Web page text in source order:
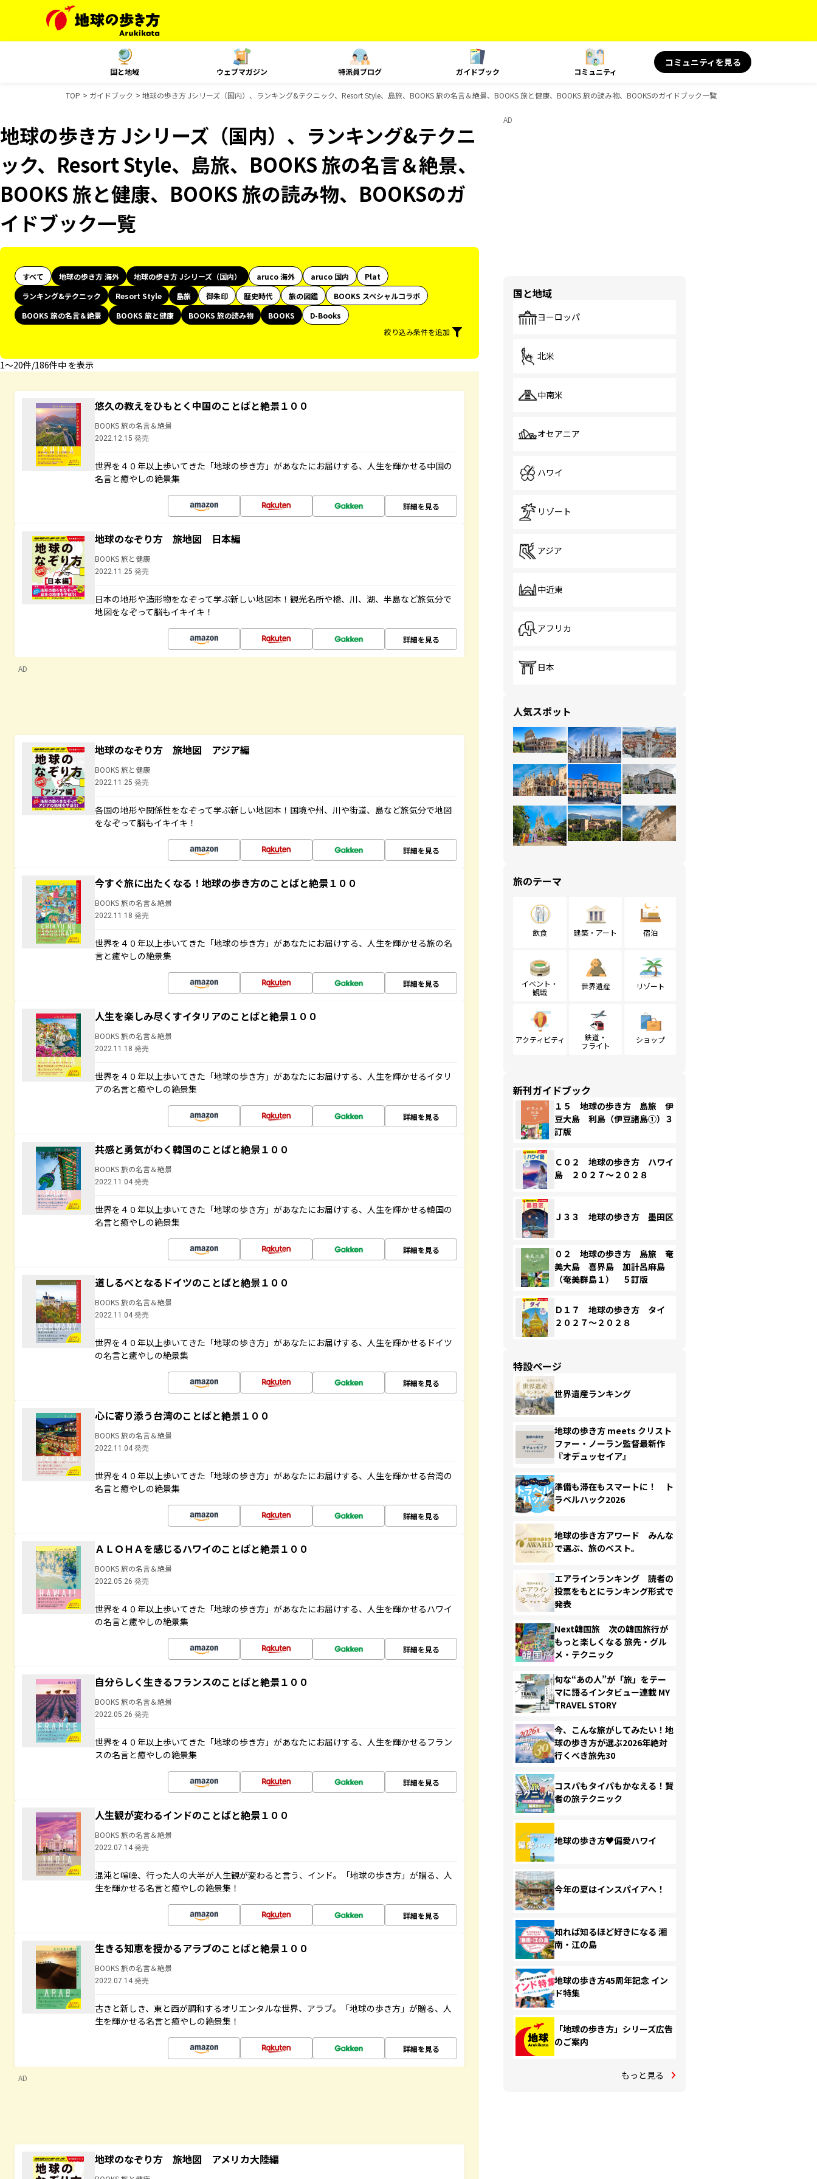
国と地域 ウェブマガジン 特派員ブログ ガイドブック コミュニティ
コミュニティを見る
TOP ガイドブック 地球の歩き方 Jシリーズ（国内）、ランキング&テクニック、Resort Style、島旅、BOOKS 旅の名言＆絶景、BOOKS 旅と健康、BOOKS 旅の読み物、BOOKSのガイドブック一覧
地球の歩き方 Jシリーズ（国内）、ランキング&テクニ
ック、Resort Style、島旅、BOOKS 旅の名言＆絶景、
BOOKS 旅と健康、BOOKS 旅の読み物、BOOKSのガ
イドブック一覧
すべて 地球の歩き方 海外 地球の歩き方 Jシリーズ（国内） aruco 海外 aruco 国内
Plat
ランキング&テクニック
Resort Style 島旅 御朱印 歴史時代 旅の図鑑
BOOKS スペシャルコラボ
BOOKS 旅の名言＆絶景
BOOKS 旅と健康 BOOKS 旅の読み物 BOOKS
D-Books
絞り込み条件を追加
1〜20件/186件中 を表示
悠久の教えをひもとく中国のことばと絶景１００
BOOKS 旅の名言＆絶景
2022.12.15 発売
世界を４０年以上歩いてきた「地球の歩き方」があなたにお届けする、人生を輝かせる中国の
名言と癒やしの絶景集
詳細を見る
地球のなぞり方 旅地図 日本編
BOOKS 旅と健康
2022.11.25 発売
日本の地形や造形物をなぞって学ぶ新しい地図本！観光名所や橋、川、湖、半島など旅気分で
地図をなぞって脳もイキイキ！
詳細を見る
AD
地球のなぞり方 旅地図 アジア編
BOOKS 旅と健康
2022.11.25 発売
各国の地形や関係性をなぞって学ぶ新しい地図本！国境や州、川や街道、島など旅気分で地図
をなぞって脳もイキイキ！
詳細を見る
今すぐ旅に出たくなる！地球の歩き方のことばと絶景１００
BOOKS 旅の名言＆絶景
2022.11.18 発売
世界を４０年以上歩いてきた「地球の歩き方」があなたにお届けする、人生を輝かせる旅の名
言と癒やしの絶景集
詳細を見る
人生を楽しみ尽くすイタリアのことばと絶景１００
BOOKS 旅の名言＆絶景
2022.11.18 発売
世界を４０年以上歩いてきた「地球の歩き方」があなたにお届けする、人生を輝かせるイタリ
アの名言と癒やしの絶景集
詳細を見る
共感と勇気がわく韓国のことばと絶景１００
BOOKS 旅の名言＆絶景
2022.11.04 発売
世界を４０年以上歩いてきた「地球の歩き方」があなたにお届けする、人生を輝かせる韓国の
名言と癒やしの絶景集
詳細を見る
道しるべとなるドイツのことばと絶景１００
BOOKS 旅の名言＆絶景
2022.11.04 発売
世界を４０年以上歩いてきた「地球の歩き方」があなたにお届けする、人生を輝かせるドイツ
の名言と癒やしの絶景集
詳細を見る
心に寄り添う台湾のことばと絶景１００
BOOKS 旅の名言＆絶景
2022.11.04 発売
世界を４０年以上歩いてきた「地球の歩き方」があなたにお届けする、人生を輝かせる台湾の
名言と癒やしの絶景集
詳細を見る
ＡＬＯＨＡを感じるハワイのことばと絶景１００
BOOKS 旅の名言＆絶景
2022.05.26 発売
世界を４０年以上歩いてきた「地球の歩き方」があなたにお届けする、人生を輝かせるハワイ
の名言と癒やしの絶景集
詳細を見る
自分らしく生きるフランスのことばと絶景１００
BOOKS 旅の名言＆絶景
2022.05.26 発売
世界を４０年以上歩いてきた「地球の歩き方」があなたにお届けする、人生を輝かせるフラン
スの名言と癒やしの絶景集
詳細を見る
人生観が変わるインドのことばと絶景１００
BOOKS 旅の名言＆絶景
2022.07.14 発売
混沌と喧噪、行った人の大半が人生観が変わると言う、インド。「地球の歩き方」が贈る、人
生を輝かせる名言と癒やしの絶景集！
詳細を見る
生きる知恵を授かるアラブのことばと絶景１００
BOOKS 旅の名言＆絶景
2022.07.14 発売
古きと新しき、東と西が調和するオリエンタルな世界、アラブ。「地球の歩き方」が贈る、人
生を輝かせる名言と癒やしの絶景集！
詳細を見る
AD
地球のなぞり方 旅地図 アメリカ大陸編
AD
国と地域
ヨーロッパ
北米
中南米
オセアニア
ハワイ
リゾート
アジア
中近東
アフリカ
日本
人気スポット
旅のテーマ
飲食 建築・アート 宿泊
イベント・
観戦
世界遺産 リゾート
アクティビティ
鉄道・
フライト
ショップ
新刊ガイドブック
１５ 地球の歩き方 島旅 伊
豆大島 利島（伊豆諸島①）３
訂版
Ｃ０２ 地球の歩き方 ハワイ
島 ２０２７～２０２８
Ｊ３３ 地球の歩き方 墨田区
０２ 地球の歩き方 島旅 奄
美大島 喜界島 加計呂麻島
（奄美群島１） ５訂版
Ｄ１７ 地球の歩き方 タイ
２０２７～２０２８
特設ページ
世界遺産ランキング
地球の歩き方 meets クリスト
ファー・ノーラン監督最新作
『オデュッセイア』
準備も滞在もスマートに！ ト
ラベルハック2026
地球の歩き方アワード みんな
で選ぶ、旅のベスト。
エアラインランキング 読者の
投票をもとにランキング形式で
発表
Next韓国旅 次の韓国旅行が
もっと楽しくなる 旅先・グル
メ・テクニック
旬な“あの人”が「旅」をテー
マに語るインタビュー連載 MY
TRAVEL STORY
今、こんな旅がしてみたい！地
球の歩き方が選ぶ2026年絶対
行くべき旅先30
コスパもタイパもかなえる！賢
者の旅テクニック
地球の歩き方♥偏愛ハワイ
今年の夏はインスパイアへ！
知れば知るほど好きになる 湘
南・江の島
地球の歩き方45周年記念 イン
ド特集
「地球の歩き方」シリーズ広告
のご案内
もっと見る